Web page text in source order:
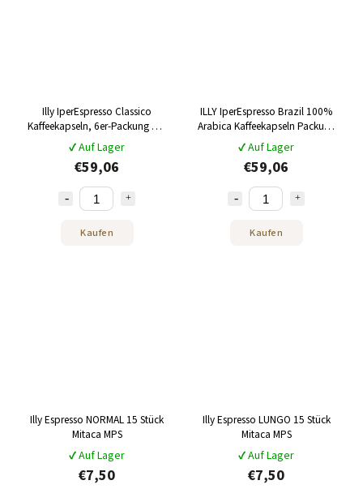
Illy IperEspresso Classico
Kaffeekapseln, 6er-Packung mit
je 18 Stück
✔ Auf Lager
€59,06
Kaufen
ILLY IperEspresso Brazil 100%
Arabica Kaffeekapseln Packung
mit 6 x 18 Stück
✔ Auf Lager
€59,06
Kaufen
Illy Espresso NORMAL 15 Stück
Mitaca MPS
✔ Auf Lager
€7,50
Illy Espresso LUNGO 15 Stück
Mitaca MPS
✔ Auf Lager
€7,50